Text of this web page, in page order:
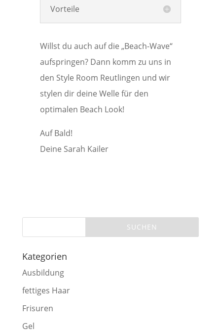
Vorteile
Willst du auch auf die „Beach-Wave“
aufspringen? Dann komm zu uns in
den Style Room Reutlingen und wir
stylen dir deine Welle für den
optimalen Beach Look!
Auf Bald!
Deine Sarah Kailer
Kategorien
Ausbildung
fettiges Haar
Frisuren
Gel